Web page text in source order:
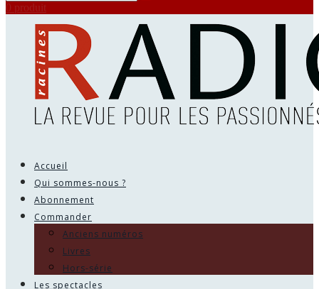
0 produit
Accueil
Qui sommes-nous ?
Abonnement
Commander
Anciens numéros
Livres
Hors-série
Les spectacles